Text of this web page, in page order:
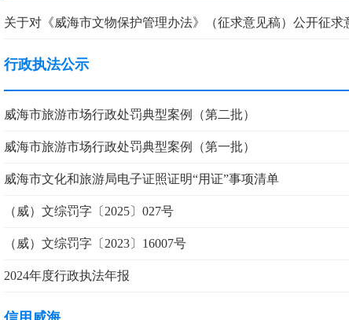
关于对《威海市文物保护管理办法》（征求意见稿）公开征求
行政执法公示
威海市旅游市场行政处罚典型案例（第二批）
威海市旅游市场行政处罚典型案例（第一批）
威海市文化和旅游局电子证照证明“用证”事项清单
（威）文综罚字〔2025〕027号
（威）文综罚字〔2023〕16007号
2024年度行政执法年报